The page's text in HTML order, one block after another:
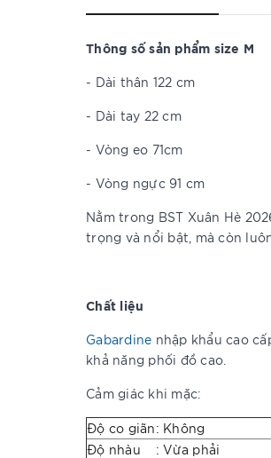
Thông số sản phẩm size M
- Dài thân 122 cm
- Dài tay 22 cm
- Vòng eo 71cm
- Vòng ngực 91 cm
Nằm trong BST Xuân Hè
trọng và nổi bật, mà còn
Chất liệu
Gabardine nhập khẩu cao
khả năng phối đồ cao.
Cảm giác khi mặc:
Độ co giãn: Không
Độ nhàu : Vừa phải